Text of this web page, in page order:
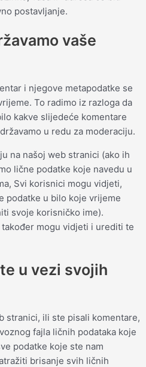
postavljanje.
vaše
i njegove metapodatke se
To radimo iz razloga da
kakve slijedeće komentare
u redu za moderaciju.
na našoj web stranici (ako ih
lične podatke koje navedu u
Svi korisnici mogu vidjeti,
podatke u bilo koje vrijeme
svoje korisničko ime).
mogu vidjeti i urediti te
u vezi svojih
stranici, ili ste pisali komentare,
fajla ličnih podataka koje
podatke koje ste nam
brisanje svih ličnih